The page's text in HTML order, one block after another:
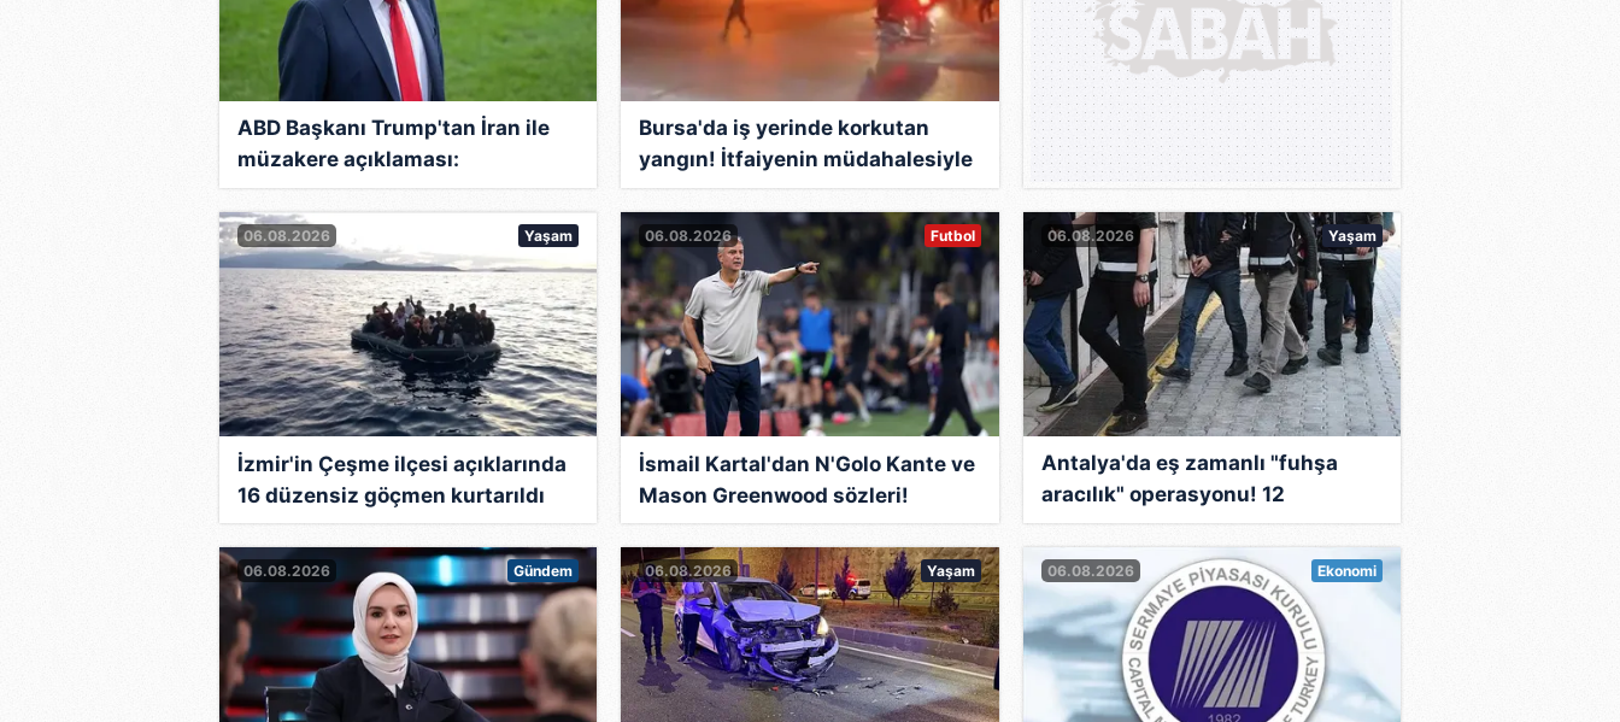
ABD Başkanı Trump'tan İran ile
müzakere açıklaması:
Görüşmeler başarısız olursa
vuracağız
Bursa'da iş yerinde korkutan
yangın! İtfaiyenin müdahalesiyle
söndürüldü
06.08.2026 Yaşam
İzmir'in Çeşme ilçesi açıklarında
16 düzensiz göçmen kurtarıldı
06.08.2026 Futbol
İsmail Kartal'dan N'Golo Kante ve
Mason Greenwood sözleri!
06.08.2026 Yaşam
Antalya'da eş zamanlı "fuhşa
aracılık" operasyonu! 12
şüpheliden 7'si tutuklandı
06.08.2026 Gündem 06.08.2026 Yaşam 06.08.2026 Ekonomi